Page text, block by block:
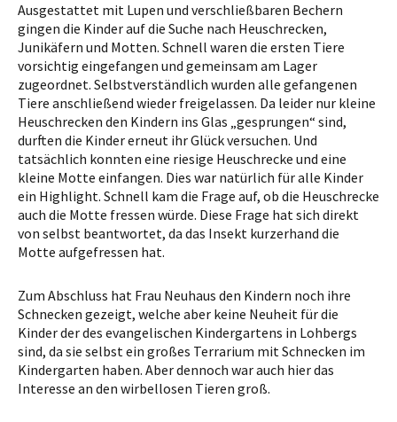
Ausgestattet mit Lupen und verschließbaren Bechern
gingen die Kinder auf die Suche nach Heuschrecken,
Junikäfern und Motten. Schnell waren die ersten Tiere
vorsichtig eingefangen und gemeinsam am Lager
zugeordnet. Selbstverständlich wurden alle gefangenen
Tiere anschließend wieder freigelassen. Da leider nur kleine
Heuschrecken den Kindern ins Glas „gesprungen“ sind,
durften die Kinder erneut ihr Glück versuchen. Und
tatsächlich konnten eine riesige Heuschrecke und eine
kleine Motte einfangen. Dies war natürlich für alle Kinder
ein Highlight. Schnell kam die Frage auf, ob die Heuschrecke
auch die Motte fressen würde. Diese Frage hat sich direkt
von selbst beantwortet, da das Insekt kurzerhand die
Motte aufgefressen hat.
Zum Abschluss hat Frau Neuhaus den Kindern noch ihre
Schnecken gezeigt, welche aber keine Neuheit für die
Kinder der des evangelischen Kindergartens in Lohbergs
sind, da sie selbst ein großes Terrarium mit Schnecken im
Kindergarten haben. Aber dennoch war auch hier das
Interesse an den wirbellosen Tieren groß.